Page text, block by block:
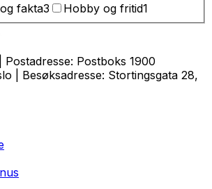
fakta3 Hobby og fritid1
| Postadresse: Postboks 1900
| Besøksadresse: Stortingsgata 28,